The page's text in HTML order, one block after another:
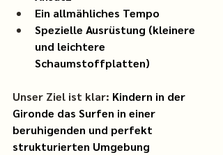
Ein allmähliches Tempo
Spezielle Ausrüstung (kleinere
und leichtere
Schaumstoffplatten)
Unser Ziel ist klar: Kindern in der
Gironde das Surfen in einer
beruhigenden und perfekt
strukturierten Umgebung